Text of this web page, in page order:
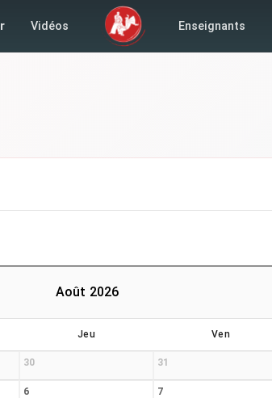
Vidéos Enseignants
Août 2026
Jeu Ven
30 31
6 7